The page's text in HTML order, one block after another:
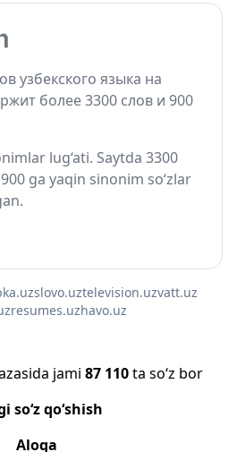
узбекского языка на
более 3300 слов и 900
lug‘ati. Saytda 3300
ga yaqin sinonim so‘zlar
slovo.uztelevision.uzvatt.uz
resumes.uzhavo.uz
jami 87 110ta so‘z bor
so‘z qo‘shish
Aloqa